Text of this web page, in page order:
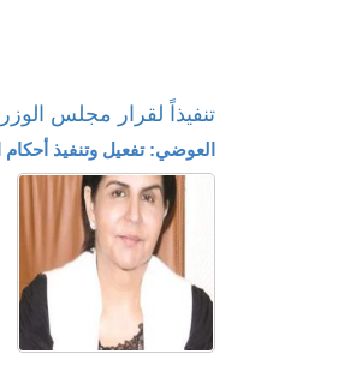
تنفيذاً لقرار مجلس
العوضي: تفعيل وتنفيذ أحكام القانون 8 لسنة 2010